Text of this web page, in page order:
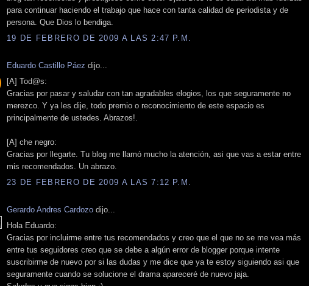
para continuar haciendo el trabajo que hace con tanta calidad de periodista y de
persona. Que Dios lo bendiga.
19 DE FEBRERO DE 2009 A LAS 2:47 P.M.
Eduardo Castillo Páez dijo...
[A] Tod@s:
Gracias por pasar y saludar con tan agradables elogios, los que seguramente no
merezco. Y ya les dije, todo premio o reconocimiento de este espacio es
principalmente de ustedes. Abrazos!.
[A] che negro:
Gracias por llegarte. Tu blog me llamó mucho la atención, asi que vas a estar entre
mis recomendados. Un abrazo.
23 DE FEBRERO DE 2009 A LAS 7:12 P.M.
Gerardo Andres Cardozo dijo...
Hola Eduardo:
Gracias por incluirme entre tus recomendados y creo que el que no se me vea más
entre tus seguidores creo que se debe a algún error de blogger porque intente
suscribirme de nuevo por si las dudas y me dice que ya te estoy siguiendo asi que
seguramente cuando se solucione el drama apareceré de nuevo jaja.